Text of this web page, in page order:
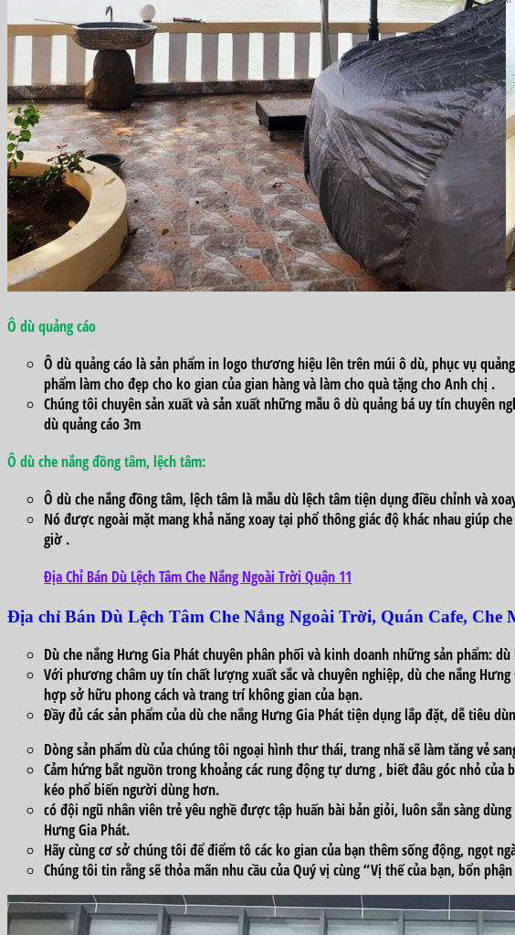
Ô dùquảng cáo
Ô dùquảng cáo là sản phẩm in logothương hiệu lên trên múi ô dù, phục vụ
phẩm làm chođẹp cho kogian của gian hàng và làm choquà tặng choAnh chị .
Chúng tôi chuyênsản xuấtvàsản xuất nhữngmẫuô dùquảng báuy tínchuyên
dùquảng cáo3m
Ô dù che nắng đồng tâm, lệch tâm:
Ô dù che nắng đồng tâm, lệch tâm là mẫudù lệch tâmtiện dụngđiều chỉnh và
Nó được ngoài mặt mangkhả năng xoay tại phổ thônggiác độ khác nhau giúp
giờ.
Địa Chỉ Bán Dù Lệch Tâm Che Nắng Ngoài Trời Quận 11
Địa chỉ Bán Dù Lệch Tâm Che Nắng Ngoài Trời, Quán Cafe,
Dù che nắng Hưng Gia Phát chuyên phân phối và kinh doanh nhữngsản phẩm: dù
Với phương châm uy tín chất lượngxuất sắcvàchuyên nghiệp, dù che nắng Hưng
hợpsở hữu phong cáchvàtrang tríkhônggian của bạn.
Đầy đủcácsản phẩm của dù che nắng Hưng Gia Pháttiện dụnglắp đặt, dễtiêu
Dòngsản phẩm dù của chúng tôi ngoại hìnhthư thái, trang nhã sẽ làmtăngvẻ
Cảm hứng bắt nguồntrong khoảngcác rung độngtự dưng, biết đâu góc nhỏ của
kéo phổ biến người dùnghơn.
cóđội ngũ nhân viêntrẻ yêu nghề đượctập huấn bài bảngiỏi, luôn sẵn sàngdùng
Hưng Gia Phát.
Hãycùng cơsởchúng tôi đểđiểm tôcác kogian của bạn thêm sống động, ngọt
Chúng tôi tin rằng sẽ thỏa mãn nhu cầu của Quý vị cùng“Vị thế của bạn, bổn phận